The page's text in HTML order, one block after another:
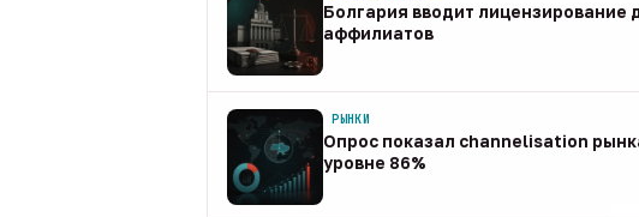
Болгария вводит лицензирование
аффилиатов
РЫНКИ
Опрос показал channelisation
уровне 86%